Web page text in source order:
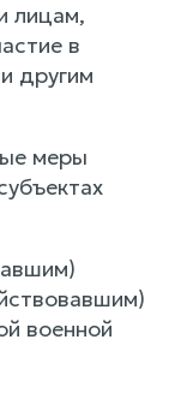
лицам,
в
другим
меры
военной